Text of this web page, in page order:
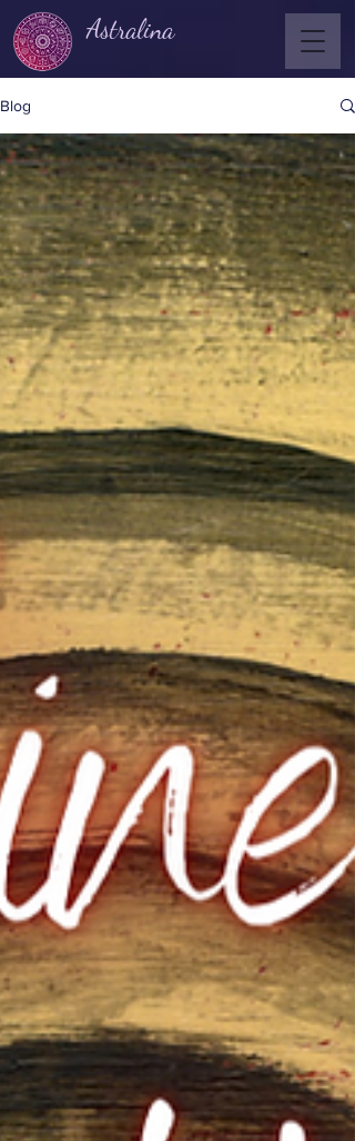
Astralina
Blog